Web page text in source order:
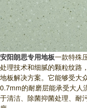
安阳朗思专用地板一款特殊
处理技术和细腻的颗粒纹路
地板解决方案。它能够受大
0.7mm的耐磨层能承受大人
于清洁、除菌抑菌处理、耐